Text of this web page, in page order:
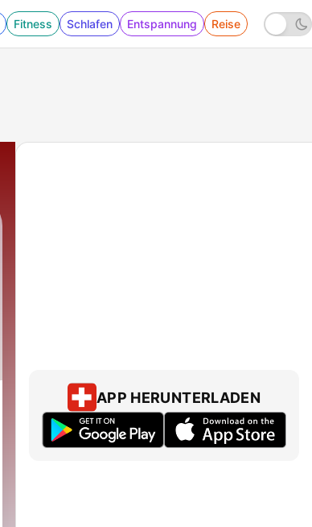
Fitness Schlafen Entspannung Reise
APP HERUNTERLADEN